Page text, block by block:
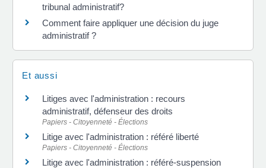
tribunal administratif?
Comment faire appliquer une décision du juge
administratif ?
Et aussi
Litiges avec l'administration : recours
administratif, défenseur des droits
Papiers - Citoyenneté - Élections
Litige avec l'administration : référé liberté
Papiers - Citoyenneté - Élections
Litige avec l'administration : référé-suspension